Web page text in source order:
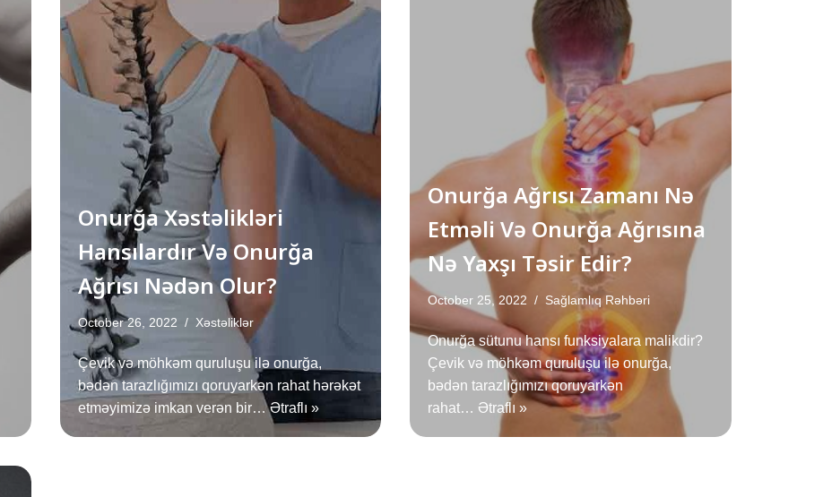
Onurğa Xəstəlikləri
Hansılardır Və Onurğa
Ağrısı Nədən Olur?
October 26, 2022 Xəstəliklər
Çevik və möhkəm quruluşu ilə onurğa,
bədən tarazlığımızı qoruyarkən rahat hərəkət
etməyimizə imkan verən bir…Ətraflı »
Onurğa Ağrısı Zamanı Nə
Etməli Və Onurğa Ağrısına
Nə Yaxşı Təsir Edir?
October 25, 2022 Sağlamlıq Rəhbəri
Onurğa sütunu hansı funksiyalara malikdir?
Çevik və möhkəm quruluşu ilə onurğa,
bədən tarazlığımızı qoruyarkən
rahat… Ətraflı »